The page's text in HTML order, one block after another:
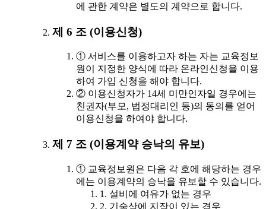
에 관한 계약은 별도의 계약으로 합니다.
제 6 조 (이용신청)
① 서비스를 이용하고자 하는 자는 교육정보
원이 지정한 양식에 따라 온라인신청을 이용
하여 가입 신청을 해야 합니다.
② 이용신청자가 14세 미만인자일 경우에는
친권자(부모, 법정대리인 등)의 동의를 얻어
이용신청을 하여야 합니다.
제 7 조 (이용계약 승낙의 유보)
① 교육정보원은 다음 각 호에 해당하는 경우
에는 이용계약의 승낙을 유보할 수 있습니다.
1. 설비에 여유가 없는 경우
2. 기술상에 지장이 있는 경우